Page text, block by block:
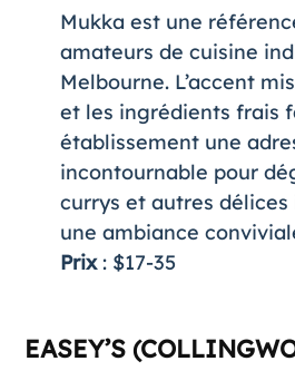
Mukka est une
amateurs de cuisine
Melbourne. L’accent
et les ingrédients frais
établissement une
incontournable pour
currys et autres délices
une ambiance
Prix: $17-35
EASEY’S